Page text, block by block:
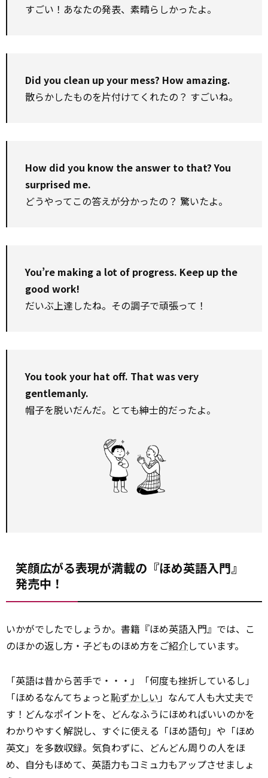
すごい！あなたの発表、素晴らしかったよ。
Did you clean up your mess? How amazing.
散らかしたものを片付けてくれたの？ すごいね。
How did you know the answer to that? You
surprised me.
どうやってこの答えが分かったの？ 驚いたよ。
You’re making a lot of progress. Keep up the
good work!
だいぶ上達したね。その調子で頑張って！
You took your hat off. That was very
gentlemanly.
帽子を脱いだんだ。とても紳士的だったよ。
笑顔広がる表現が満載の『ほめ英語入門』
発売中！
いかがでしたでしょうか。書籍『ほめ英語入門』では、こ
のほかの返し方・子どものほめ方をご紹介しています。
「英語は昔から苦手で・・・」「何度も挫折しているし」
「ほめるなんてちょっと恥ずかしい」なんて人も大丈夫で
す！どんなポイントを、どんなふうにほめればいいのかを
わかりやすく解説し、すぐに使える「ほめ語句」や「ほめ
英文」を多数収録。気負わずに、どんどん周りの人をほ
め、自分もほめて、英語力もコミュ力もアップさせましょ